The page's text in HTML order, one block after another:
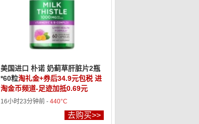
美国进口 朴诺 奶蓟草肝脏片2瓶
*60粒淘礼金+券后34.9元包税 进
淘金币频道-足迹加抵0.69元
16小时23分钟前 - 440°C
去购买>>